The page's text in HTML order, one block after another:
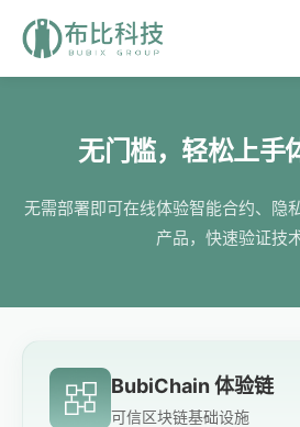
无门槛，轻松上手
无需部署即可在线体验智能合约、隐
产品，快速验证技
BubiChain 体验链
可信区块链基础设施